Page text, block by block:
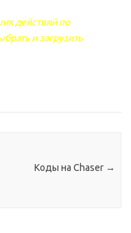
действий по
и загрузить
Коды на Chaser →